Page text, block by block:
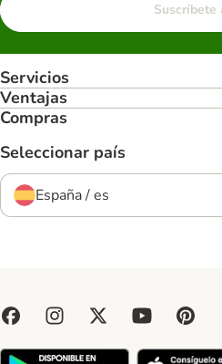
Suscríbete
Servicios
Ventajas
Compras
Seleccionar país
España / es